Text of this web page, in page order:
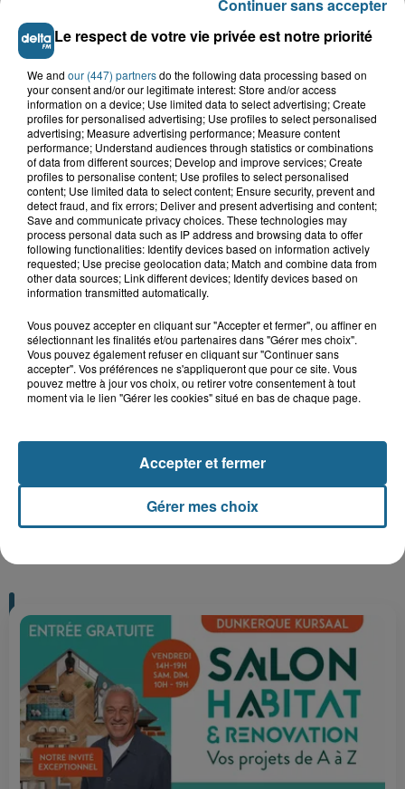
+ DE CADEAUX
Grand jeu de l'été : les cabines de plages
Gagnez vos entrées pour Dennlys
Parc
Bagatelle
Le respect de votre vie privée est notre priorité
We and our (447) partnersdo the following data processing based on
your consent and/or our legitimate interest: Store and/or access
information on a device; Use limited data to select advertising; Create
profiles for personalised advertising; Use profiles to select personalised
advertising; Measure advertising performance; Measure content
performance; Understand audiences through statistics or combinations
of data from different sources; Develop and improve services; Create
profiles to personalise content; Use profiles to select personalised
content; Use limited data to select content; Ensure security, prevent and
detect fraud, and fix errors; Deliver and present advertising and content;
Save and communicate privacy choices. These technologies may
process personal data such as IP address and browsing data to offer
following functionalities: Identify devices based on information actively
requested; Use precise geolocation data; Match and combine data from
other data sources; Link different devices; Identify devices based on
information transmitted automatically.
Vous pouvez accepter en cliquant sur "Accepter et fermer", ou affiner en
sélectionnant les finalités et/ou partenaires dans "Gérer mes choix".
Vous pouvez également refuser en cliquant sur "Continuer sans
accepter". Vos préférences ne s'appliqueront que pour ce site. Vous
pouvez mettre à jour vos choix, ou retirer votre consentement à tout
moment via le lien "Gérer les cookies" situé en bas de chaque page.
Gérer mes choix
Accepter et fermer
Continuer sans accepter